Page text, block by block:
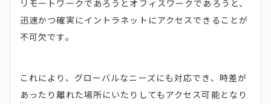
リモートワークであろうとオフィスワークであろうと、
迅速かつ確実にイントラネットにアクセスできることが
不可欠です。
これにより、グローバルなニーズにも対応でき、時差が
あったり離れた場所にいたりしてもアクセス可能となり